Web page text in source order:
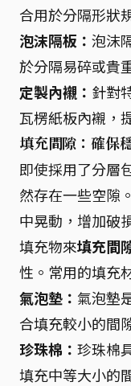
合用於分隔形狀
泡沫隔板： 泡沫
於分隔易碎或貴
定製內襯： 針對
瓦楞紙板內襯，
填充間隙：確保
即使採用了分層
然存在一些空隙
中晃動，增加破
填充物來填充間
性。常用的填充
氣泡墊： 氣泡墊
合填充較小的間
珍珠棉： 珍珠棉
填充中等大小的